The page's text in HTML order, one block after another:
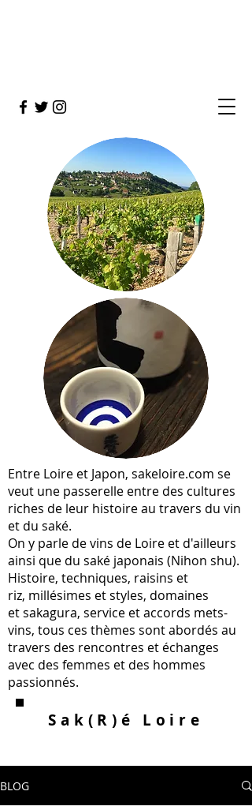
Entre Loire et Japon, sakeloire.com se
veut une passerelle entre des cultures
riches de leur histoire au travers du vin
et du saké.
On y parle de vins de Loire et d'ailleurs
ainsi que du saké japonais (Nihon shu).
Histoire, techniques, raisins et
riz, millésimes et styles, domaines
et sakagura, service et accords mets-
vins, tous ces thèmes sont abordés au
travers des rencontres et échanges
avec des femmes et des hommes
passionnés.
Sak (R) é Loire
BLOG